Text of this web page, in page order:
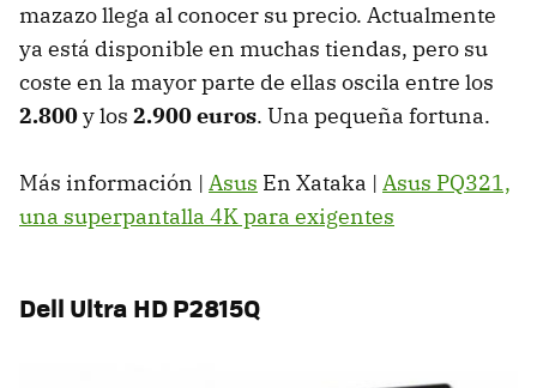
mazazo llega al conocer su precio. Actualmente
ya está disponible en muchas tiendas, pero su
coste en la mayor parte de ellas oscila entre los
2.800y los 2.900 euros. Una pequeña fortuna.
Más información | Asus En Xataka | Asus PQ321,
una superpantalla 4K para exigentes
Dell Ultra HD P2815Q